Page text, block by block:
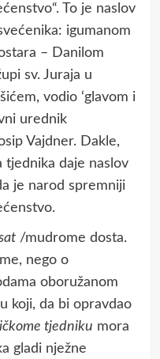
To je naslov
igumanom
– Danilom
sv. Juraja u
vodio ‘glavom i
urednik
Vajdner. Dakle,
tjednika daje naslov
je narod spremniji
/mudrome dosta.
nego o
oboružanom
koji, da bi opravdao
tjedniku mora
gladi nježne